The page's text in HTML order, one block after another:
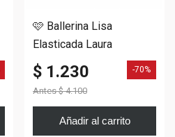
🩷 Ballerina Lisa
Elasticada Laura
$ 1.230
Antes $ 4.100
-70%
Añadir al carrito